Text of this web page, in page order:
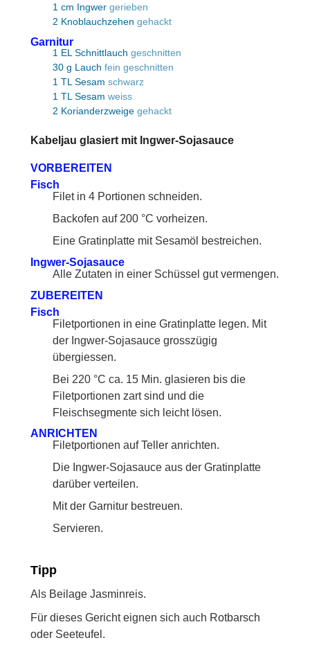
1 cm Ingwer gerieben
2 Knoblauchzehen gehackt
Garnitur
1 EL Schnittlauch geschnitten
30 g Lauch fein geschnitten
1 TL Sesam schwarz
1 TL Sesam weiss
2 Korianderzweige gehackt
Kabeljau glasiert mit Ingwer-Sojasauce
VORBEREITEN
Fisch
Filet in 4 Portionen schneiden.
Backofen auf 200 °C vorheizen.
Eine Gratinplatte mit Sesamöl bestreichen.
Ingwer-Sojasauce
Alle Zutaten in einer Schüssel gut vermengen.
ZUBEREITEN
Fisch
Filetportionen in eine Gratinplatte legen. Mit
der Ingwer-Sojasauce grosszügig
übergiessen.
Bei 220 °C ca. 15 Min. glasieren bis die
Filetportionen zart sind und die
Fleischsegmente sich leicht lösen.
ANRICHTEN
Filetportionen auf Teller anrichten.
Die Ingwer-Sojasauce aus der Gratinplatte
darüber verteilen.
Mit der Garnitur bestreuen.
Servieren.
Tipp
Als Beilage Jasminreis.
Für dieses Gericht eignen sich auch Rotbarsch
oder Seeteufel.